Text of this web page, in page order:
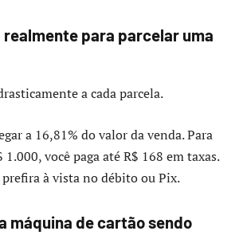
realmente para parcelar uma
a cada parcela.
a 16,81% do valor da venda. Para
1.000, você paga até R$ 168 em taxas.
à vista no débito ou Pix.
máquina de cartão sendo